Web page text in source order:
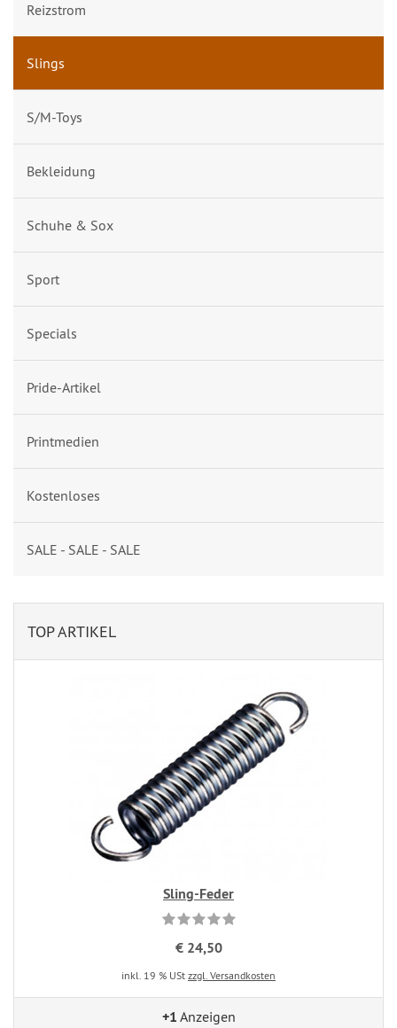
Reizstrom
Slings
S/M-Toys
Bekleidung
Schuhe & Sox
Sport
Specials
Pride-Artikel
Printmedien
Kostenloses
SALE - SALE - SALE
TOP ARTIKEL
Sling-Feder
€ 24,50
inkl. 19 % USt zzgl. Versandkosten
+1 Anzeigen